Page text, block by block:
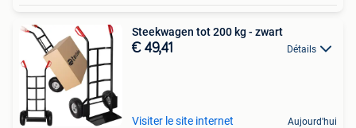
Steekwagen tot 200 kg - zwart
€ 49,41 Détails
Visiter le site internet Aujourd'hui